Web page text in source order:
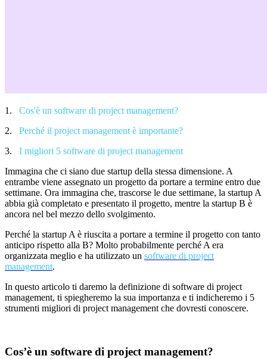
1. Cos'è un software di project management?
2. Perché il project management è importante?
3. I migliori 5 software di project management
Immagina che ci siano due startup della stessa dimensione. A
entrambe viene assegnato un progetto da portare a termine entro due
settimane. Ora immagina che, trascorse le due settimane, la startup A
abbia già completato e presentato il progetto, mentre la startup B è
ancora nel bel mezzo dello svolgimento.
Perché la startup A è riuscita a portare a termine il progetto con tanto
anticipo rispetto alla B? Molto probabilmente perchéA era
organizzata meglio e ha utilizzato un software di project
management.
In questo articolo ti daremo la definizione di software di project
management, ti spiegheremo la sua importanza e ti indicheremo i 5
strumenti migliori di project management che dovresti conoscere.
Cos’è un software di project management?